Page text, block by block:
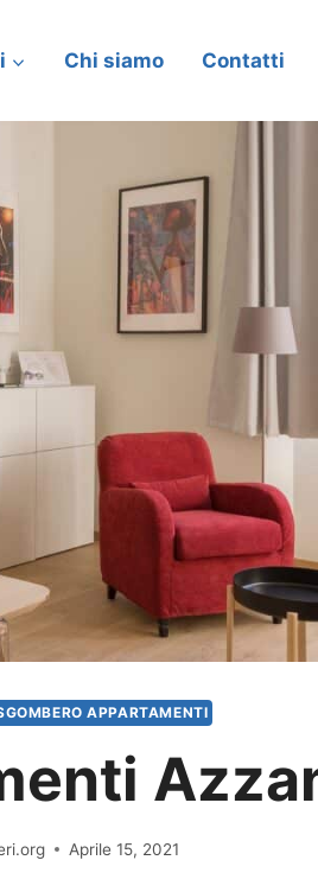
Chi siamo Contatti
APPARTAMENTI
Aprile 15, 2021